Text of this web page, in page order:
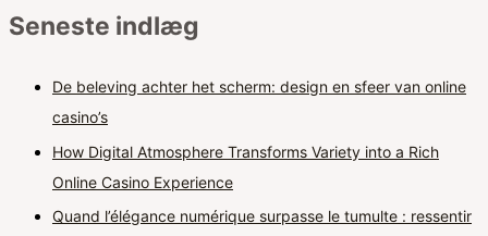
Seneste indlæg
De beleving achter het scherm: design en sfeer van online
casino’s
How Digital Atmosphere Transforms Variety into a Rich
Online Casino Experience
Quand l’élégance numérique surpasse le tumulte : ressentir